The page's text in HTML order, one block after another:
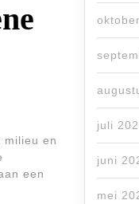
milieu en
een
juli
juni
mei